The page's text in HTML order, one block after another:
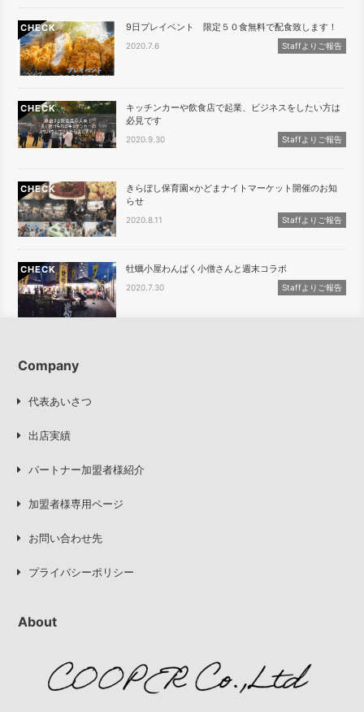
CHECK 9日プレイベント 限定５０食無料で配食致します！
2020.7.6 Staffよりご報告
CHECK
キッチンカーや飲食店で起業、ビジネスをしたい方は
必見です
2020.9.30 Staffよりご報告
CHECK
きらぼし保育園×かどまナイトマーケット開催のお知
らせ
2020.8.11 Staffよりご報告
CHECK 牡蠣小屋わんぱく小僧さんと週末コラボ
2020.7.30 Staffよりご報告
Company
代表あいさつ
出店実績
パートナー加盟者様紹介
加盟者様専用ページ
お問い合わせ先
プライバシーポリシー
About